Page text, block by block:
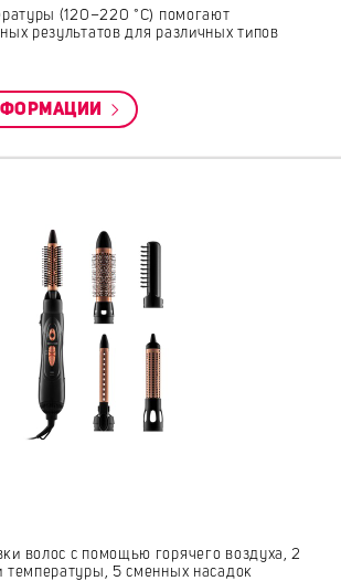
(120–220 °C) помогают
результатов для различных типов
волос с помощью горячего воздуха, 2
температуры, 5 сменных насадок